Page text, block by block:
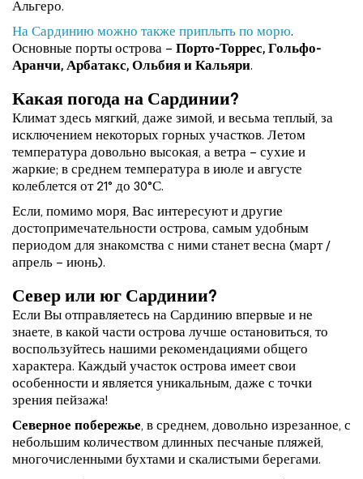
Альгеро.
На Сардинию можно также приплыть по морю.
Основные порты острова – Порто-Торрес, Гольфо-
Аранчи, Арбатакс, Ольбия и Кальяри.
Какая погода на Сардинии?
Климат здесь мягкий, даже зимой, и весьма теплый, за
исключением некоторых горных участков. Летом
температура довольно высокая, а ветра – сухие и
жаркие; в среднем температура в июле и августе
колеблется от 21° до 30°С.
Если, помимо моря, Вас интересуют и другие
достопримечательности острова, самым удобным
периодом для знакомства с ними станет весна (март /
апрель – июнь).
Север или юг Сардинии?
Если Вы отправляетесь на Сардинию впервые и не
знаете, в какой части острова лучше остановиться, то
воспользуйтесь нашими рекомендациями общего
характера. Каждый участок острова имеет свои
особенности и является уникальным, даже с точки
зрения пейзажа!
Северное побережье, в среднем, довольно изрезанное, с
небольшим количеством длинных песчаные пляжей,
многочисленными бухтами и скалистыми берегами.